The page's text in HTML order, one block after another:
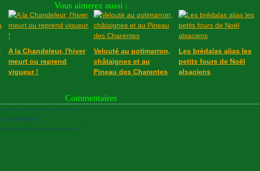
Vous aimerez aussi :
A la Chandeleur, l'hiver
meurt ou reprend
vigueur !
Velouté au potimarron,
châtaignes et au
Pineau des Charentes
Les brédalas alias les
petits fours de Noël
alsaciens
Commentaires
commentaire